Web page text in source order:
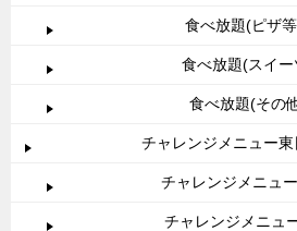
食べ放題(ピザ
食べ放題(スイ
食べ放題(その
チャレンジメニュー
チャレンジメニュ
チャレンジメニュ